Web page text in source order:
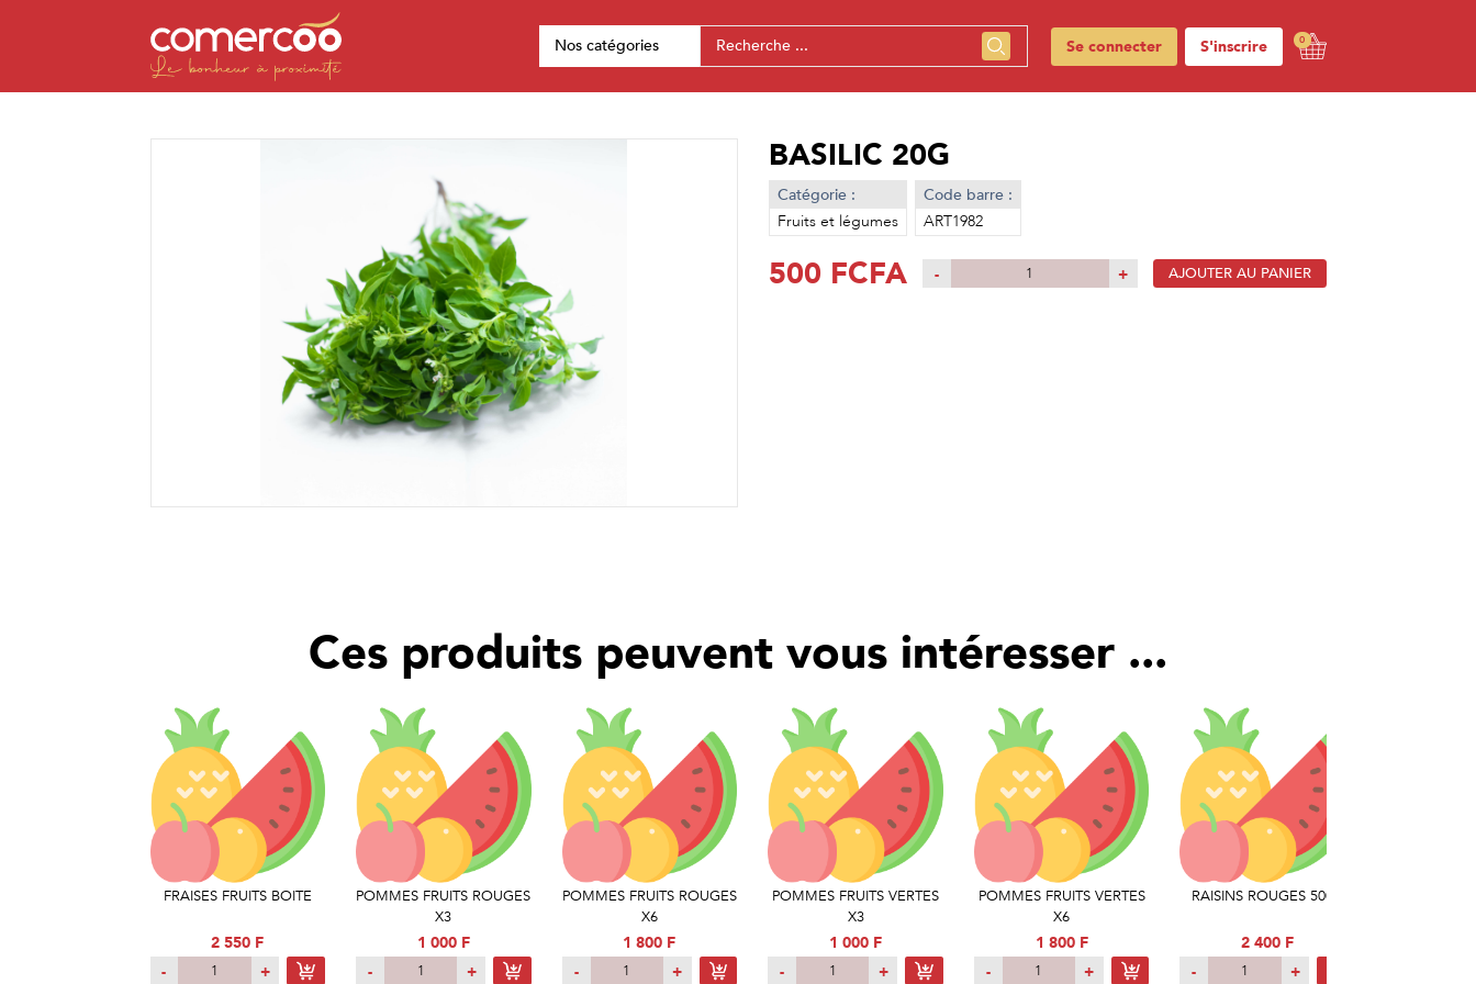
Nos catégories Se connecter S'inscrire 0
BASILIC 20G
Catégorie :
Fruits et légumes
Code barre :
ART1982
500 FCFA - + AJOUTER AU PANIER
Ces produits peuvent vous intéresser ...
FRAISES FRUITS BOITE
2 550 F
-
+
POMMES FRUITS ROUGES
X3
1 000 F
-
+
POMMES FRUITS ROUGES
X6
1 800 F
-
+
POMMES FRUITS VERTES
X3
1 000 F
-
+
POMMES FRUITS VERTES
X6
1 800 F
-
+
RAISINS ROUGES 500G
2 400 F
-
+